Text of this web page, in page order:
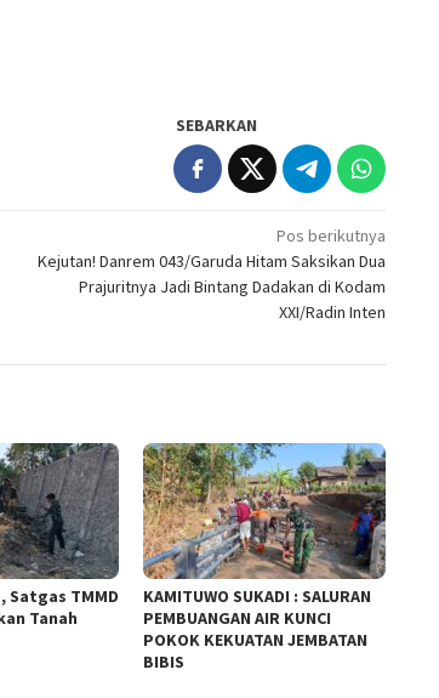
SEBARKAN
Pos berikutnya
Kejutan! Danrem 043/Garuda Hitam Saksikan Dua
Prajuritnya Jadi Bintang Dadakan di Kodam
XXI/Radin Inten
Satgas TMMD
Tanah
KAMITUWO SUKADI : SALURAN
PEMBUANGAN AIR KUNCI
POKOK KEKUATAN JEMBATAN
BIBIS